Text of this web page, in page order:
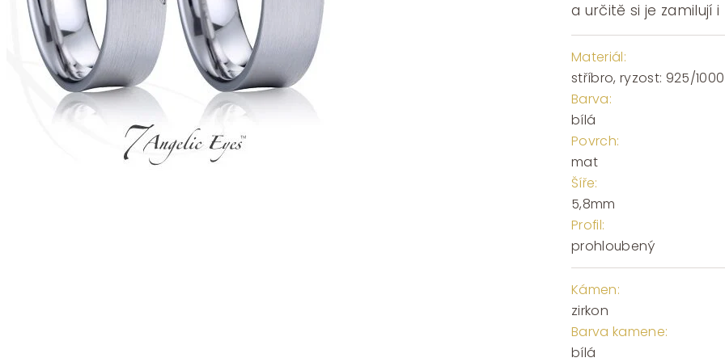
a určitě si je zamilují i
Materiál:
stříbro, ryzost: 925/1000
Barva:
bílá
Povrch:
mat
Šíře:
5,8mm
Profil:
prohloubený
Kámen:
zirkon
Barva kamene:
bílá